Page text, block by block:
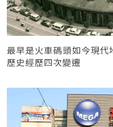
最早是火車碼頭如今現
歷史經歷四次變遷